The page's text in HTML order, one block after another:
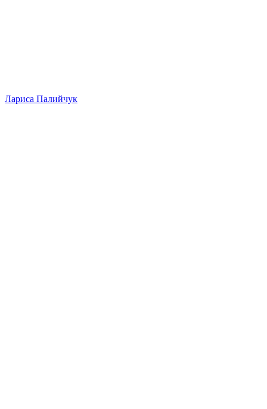
Лариса Палийчук